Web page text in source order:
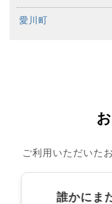
愛川町
ご利用いただいた
誰かにま